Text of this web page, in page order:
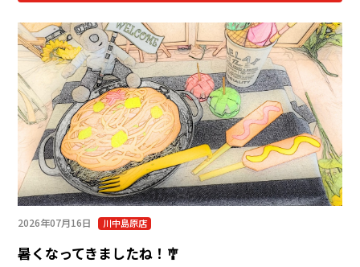
2026年07月16日 川中島原店
暑くなってきましたね！🎐